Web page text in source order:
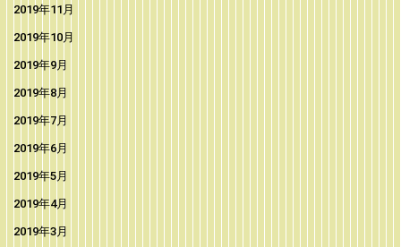
2019年11月
2019年10月
2019年9月
2019年8月
2019年7月
2019年6月
2019年5月
2019年4月
2019年3月